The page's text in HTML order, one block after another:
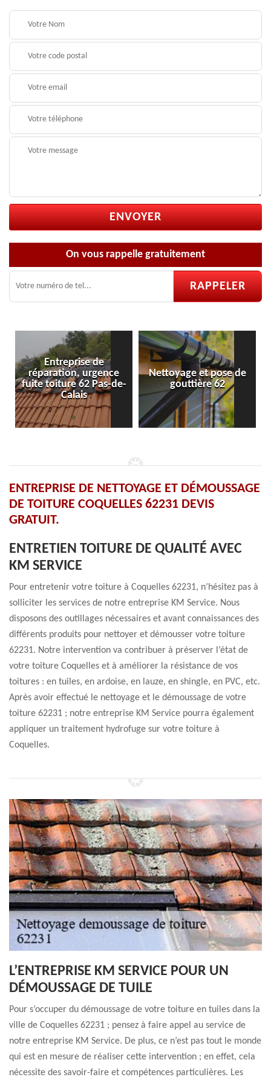
On vous rappelle gratuitement
de
urgence
62 Pas-de-
Calais
Nettoyage et pose de
gouttière 62
Pose et
ENTREPRISE DE NETTOYAGE ET DÉMOUSSAGE
DE TOITURE COQUELLES 62231 DEVIS
GRATUIT.
ENTRETIEN TOITURE DE QUALITÉ AVEC
KM SERVICE
Pour entretenir votre toiture à Coquelles 62231, n’hésitez pas à
solliciter les services de notre entreprise KM Service. Nous
disposons des outillages nécessaires et avant connaissances des
différents produits pour nettoyer et démousser votre toiture
62231. Notre intervention va contribuer à préserver l’état de
votre toiture Coquelles et à améliorer la résistance de vos
toitures : en tuiles, en ardoise, en lauze, en shingle, en PVC, etc.
Après avoir effectué le nettoyage et le démoussage de votre
toiture 62231 ; notre entreprise KM Service pourra également
appliquer un traitement hydrofuge sur votre toiture à
Coquelles.
L’ENTREPRISE KM SERVICE POUR UN
DÉMOUSSAGE DE TUILE
Pour s’occuper du démoussage de votre toiture en tuiles dans la
ville de Coquelles 62231 ; pensez à faire appel au service de
notre entreprise KM Service. De plus, ce n’est pas tout le monde
qui est en mesure de réaliser cette intervention ; en effet, cela
nécessite des savoir-faire et compétences particulières. Les